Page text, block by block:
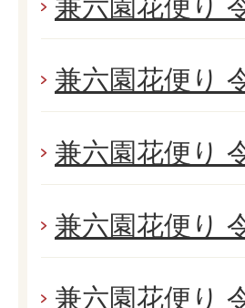
兼六園花便り
兼六園花便り
兼六園花便り
兼六園花便り